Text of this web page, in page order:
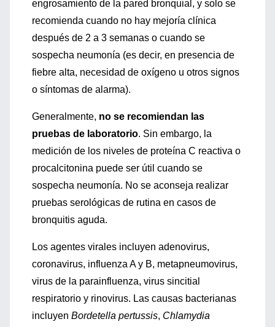
engrosamiento de la pared bronquial, y solo se
recomienda cuando no hay mejoría clínica
después de 2 a 3 semanas o cuando se
sospecha neumonía (es decir, en presencia de
fiebre alta, necesidad de oxígeno u otros signos
o síntomas de alarma).
Generalmente, no se recomiendan las
pruebas de laboratorio. Sin embargo, la
medición de los niveles de proteína C reactiva o
procalcitonina puede ser útil cuando se
sospecha neumonía. No se aconseja realizar
pruebas serológicas de rutina en casos de
bronquitis aguda.
Los agentes virales incluyen adenovirus,
coronavirus, influenza A y B, metapneumovirus,
virus de la parainfluenza, virus sincitial
respiratorio y rinovirus. Las causas bacterianas
incluyen Bordetella pertussis, Chlamydia